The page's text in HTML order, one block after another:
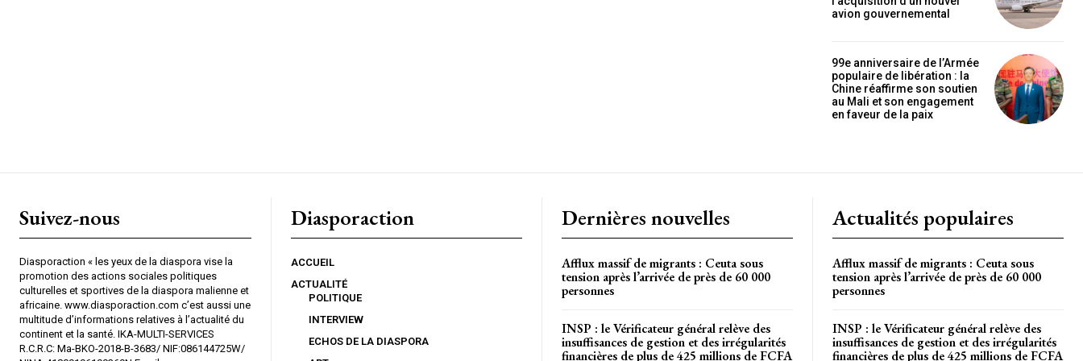
avion gouvernemental
99e anniversaire de l’Armée
populaire de libération : la
Chine réaffirme son soutien
au Mali et son engagement
en faveur de la paix
Suivez-nous
Diasporaction « les yeux de la diaspora vise la
promotion des actions sociales politiques
culturelles et sportives de la diaspora malienne et
africaine. www.diasporaction.com c’est aussi une
multitude d’informations relatives à l’actualité du
continent et la santé. IKA-MULTI-SERVICES
R.C.R.C: Ma-BKO-2018-B-3683/ NIF:086144725W/
Diasporaction
ACCUEIL
ACTUALITÉ
POLITIQUE
INTERVIEW
ECHOS DE LA DIASPORA
Dernières nouvelles
Afflux massif de migrants : Ceuta sous
tension après l’arrivée de près de 60 000
personnes
INSP : le Vérificateur général relève des
insuffisances de gestion et des irrégularités
financières de plus de 425 millions de FCFA
Actualités populaires
Afflux massif de migrants : Ceuta sous
tension après l’arrivée de près de 60 000
personnes
INSP : le Vérificateur général relève des
insuffisances de gestion et des irrégularités
financières de plus de 425 millions de FCFA